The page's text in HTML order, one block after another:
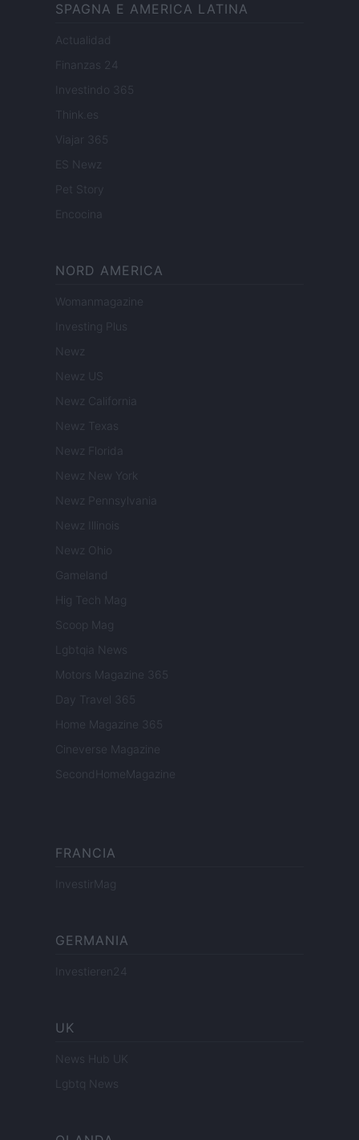
SPAGNA E AMERICA LATINA
Actualidad
Finanzas 24
Investindo 365
Think.es
Viajar 365
ES Newz
Pet Story
Encocina
NORD AMERICA
Womanmagazine
Investing Plus
Newz
Newz US
Newz California
Newz Texas
Newz Florida
Newz New York
Newz Pennsylvania
Newz Illinois
Newz Ohio
Gameland
Hig Tech Mag
Scoop Mag
Lgbtqia News
Motors Magazine 365
Day Travel 365
Home Magazine 365
Cineverse Magazine
SecondHomeMagazine
FRANCIA
InvestirMag
GERMANIA
Investieren24
UK
News Hub UK
Lgbtq News